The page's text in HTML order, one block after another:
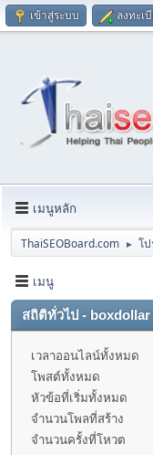
เข้าสู่ระบบ ลงทะเ
เมนูหลัก
ThaiSEOBoard.com ► โ
เมนู
สถิติทั่วไป - boxdollar
เวลาออนไลน์ทั้งหมด
โพสต์ทั้งหมด
หัวข้อที่เริ่มทั้งหมด
จำนวนโพลที่สร้าง
จำนวนครั้งที่โหวต